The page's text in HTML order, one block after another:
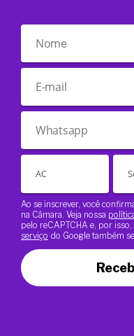
Ao se inscrever, você
na Câmara. Veja nossa
pelo reCAPTCHA e, por isso,
serviço do Google também